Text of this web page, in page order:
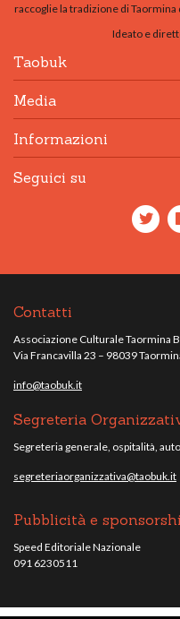
raccoglie la tradizione di
Ideato e
Taobuk
Media
Informazioni
Seguici su
Contatti
Associazione Culturale Taormina
Via Francavilla 23 – 98039
info@taobuk.it
Segreteria
Segreteria generale, ospitalità,
segreteriaorganizzativa@taobuk.it
Pubblicità e
Speed Editoriale Nazionale
091 6230511